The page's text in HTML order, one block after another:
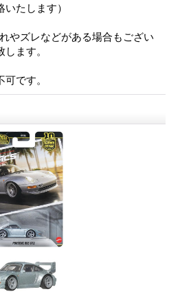
たします）
やズレなどがある場合もござい
ます。
です。